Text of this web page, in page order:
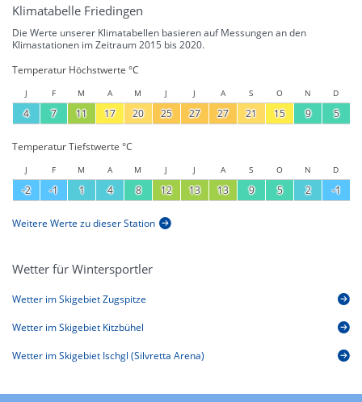
Klimatabelle Friedingen
Die Werte unserer Klimatabellen basieren auf Messungen an den
Klimastationen im Zeitraum 2015 bis 2020.
Temperatur Höchstwerte °C
J F M A M J J A S O N D
4 7 11 17 20 25 27 27 21 15 9 5
Temperatur Tiefstwerte °C
J F M A M J J A S O N D
-2 -1 1 4 8 12 13 13 9 5 2 -1
Weitere Werte zu dieser Station
Wetter für Wintersportler
Wetter im Skigebiet Zugspitze
Wetter im Skigebiet Kitzbühel
Wetter im Skigebiet Ischgl (Silvretta Arena)